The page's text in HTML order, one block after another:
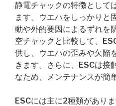
静電チャックの特徴として
ます。ウエハをしっかりと
動や外的要因によるずれを
空チャックと比較して、
供し、ウエハの歪みや欠陥
きます。さらに、ESCは接
なため、メンテナンスが簡
ESCには主に2種類があり